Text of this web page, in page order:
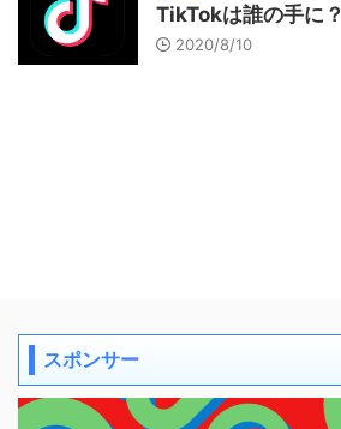
TikTokは誰の手に？
2020/8/10
スポンサー